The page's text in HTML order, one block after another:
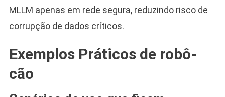
MLLM apenas em rede segura, reduzindo risco de
corrupção de dados críticos.
Exemplos Práticos de robô-
cão